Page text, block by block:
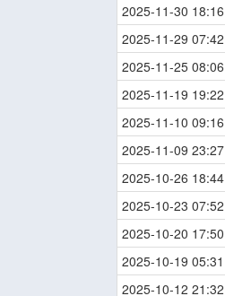
2025-11-30 18:16
2025-11-29 07:42
2025-11-25 08:06
2025-11-19 19:22
2025-11-10 09:16
2025-11-09 23:27
2025-10-26 18:44
2025-10-23 07:52
2025-10-20 17:50
2025-10-19 05:31
2025-10-12 21:32